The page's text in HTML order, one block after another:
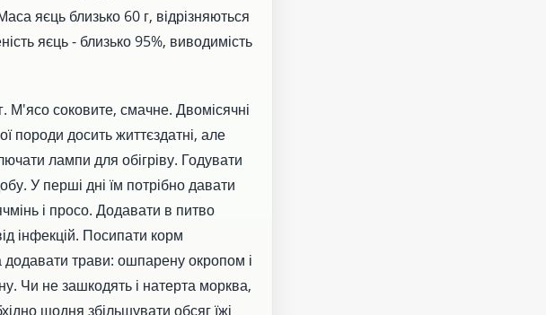
яєць близько 60 г, відрізняються
яєць - близько 95%, виводимість
М'ясо соковите, смачне. Двомісячні
породи досить життєздатні, але
лампи для обігріву. Годувати
У перші дні їм потрібно давати
і просо. Додавати в питво
інфекцій. Посипати корм
трави: ошпарену окропом і
Чи не зашкодять і натерта морква,
щодня збільшувати обсяг їжі